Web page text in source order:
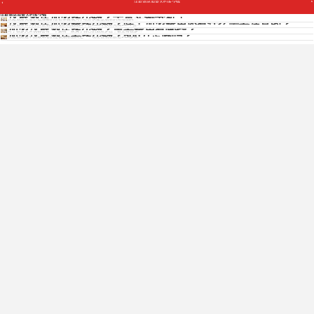
汉庭酒店加盟大约多少钱
汉庭酒店加盟大约多少钱
汉庭酒店加盟多少钱？干货实例分析！
汉庭酒店凭借舒适温馨的住宿体验成为了经济快捷型酒店的知名品牌...
汉庭酒店加盟费多少钱？除了加盟费用还有什么需要注意的？
汉庭酒店作为经济型酒店行业的优选品牌，在2020年以前完成100%“去...
加盟汉庭酒店多少钱？主要费用有哪些？
对于很多人来说都会有一个拥有一家属于自己的酒店梦想，甚至有很多...
加盟汉庭酒店要多少钱？500万足够吗？
汉庭酒店是中国最知名的连锁酒店品牌之一，现在营酒店数达1400多家...